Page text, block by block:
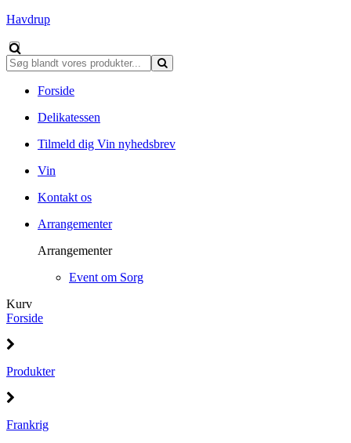
Havdrup
Forside
Delikatessen
Tilmeld dig Vin nyhedsbrev
Vin
Kontakt os
Arrangementer
Arrangementer
Event om Sorg
Kurv
Forside
Produkter
Frankrig